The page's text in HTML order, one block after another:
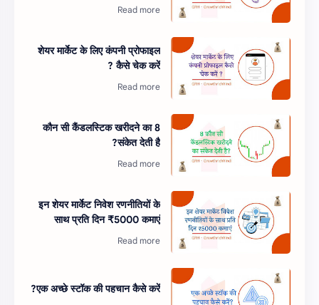
शेयर मार्केट के लिए कंपनी प्रोफाइल
कैसे चेक करें ?
8 कौन सी कैंडलस्टिक खरीदने का
संकेत देती है?
इन शेयर मार्केट निवेश रणनीतियों के
साथ प्रति दिन ₹5000 कमाएं
एक अच्छे स्टॉक की पहचान कैसे करें?